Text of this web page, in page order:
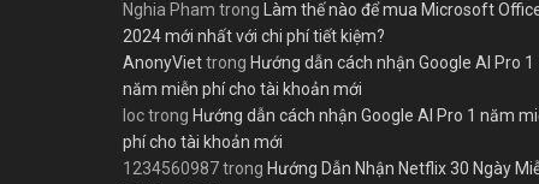
Nghia Pham trong Làm thế nào để mua Microsoft
2024 mới nhất với chi phí tiết kiệm?
AnonyViettrong Hướng dẫn cách nhận Google AI Pro 1
năm miễn phí cho tài khoản mới
loctrong Hướng dẫn cách nhận Google AI Pro 1 năm
phí cho tài khoản mới
1234560987trong Hướng Dẫn Nhận Netflix 30 Ngày